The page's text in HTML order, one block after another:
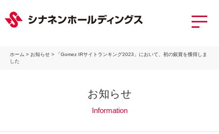
ホーム > お知らせ >
「Gomez IRサイトランキング2023」において、初の銀賞を獲得しま
した
お知らせ
Information